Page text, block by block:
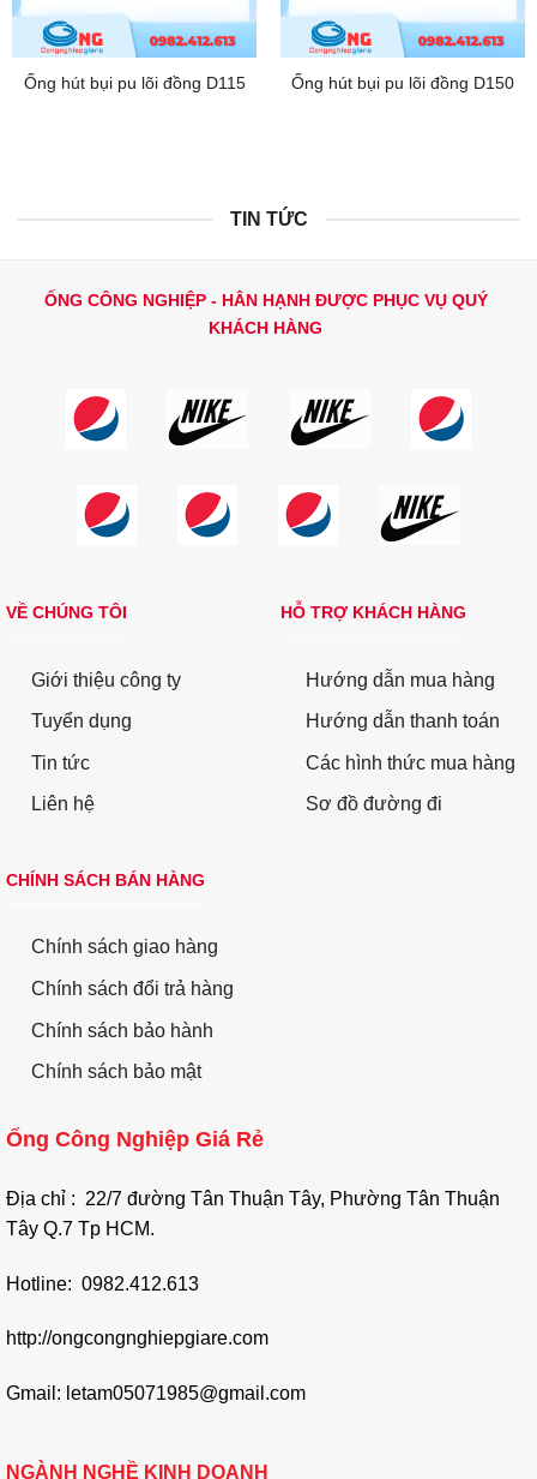
Ống hút bụi pu lõi đồng D115 Ống hút bụi pu lõi đồng D150
TIN TỨC
ỐNG CÔNG NGHIỆP - HÂN HẠNH ĐƯỢC PHỤC VỤ QUÝ
KHÁCH HÀNG
VỀ CHÚNG TÔI
Giới thiệu công ty
Tuyển dụng
Tin tức
Liên hệ
HỖ TRỢ KHÁCH HÀNG
Hướng dẫn mua hàng
Hướng dẫn thanh toán
Các hình thức mua hàng
Sơ đồ đường đi
CHÍNH SÁCH BÁN HÀNG
Chính sách giao hàng
Chính sách đổi trả hàng
Chính sách bảo hành
Chính sách bảo mật
Ống Công Nghiệp Giá Rẻ
Địa chỉ : 22/7 đường Tân Thuận Tây, Phường Tân Thuận
Tây Q.7 Tp HCM.
Hotline: 0982.412.613
http://ongcongnghiepgiare.com
Gmail: letam05071985@gmail.com
NGÀNH NGHỀ KINH DOANH